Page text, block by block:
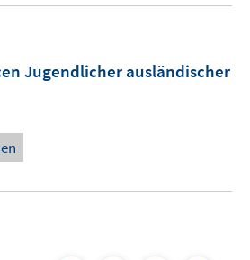
Jugendlicher ausländischer